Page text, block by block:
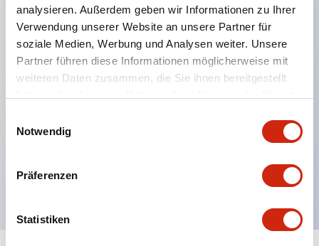
analysieren. Außerdem geben wir Informationen zu Ihrer
Verwendung unserer Website an unsere Partner für
soziale Medien, Werbung und Analysen weiter. Unsere
Partner führen diese Informationen möglicherweise mit
weiteren Daten zusammen, die Sie ihnen bereitgestellt
Notwendig
Präferenzen
Statistiken
Anwendbar in potenziell explosionsgefährdeten
Atmosphären
Bis zu 3 Kontaktblöcke
Finger-sichere (IP20) Schraubklemmen verfügbar